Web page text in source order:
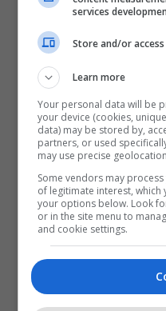
services
Store and/or
Learn more
Your personal data will be
your device (cookies,
data) may be stored by,
partners, or used
may use precise
Some vendors may
of legitimate interest,
your options below. Look
or in the site menu to
and cookie settings.